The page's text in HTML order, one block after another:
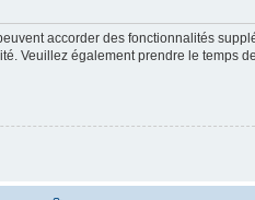
accorder des fonctionnalités
Veuillez également prendre le temps